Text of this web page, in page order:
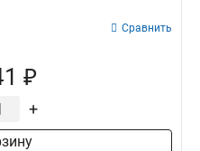
Сравнить
₽
+